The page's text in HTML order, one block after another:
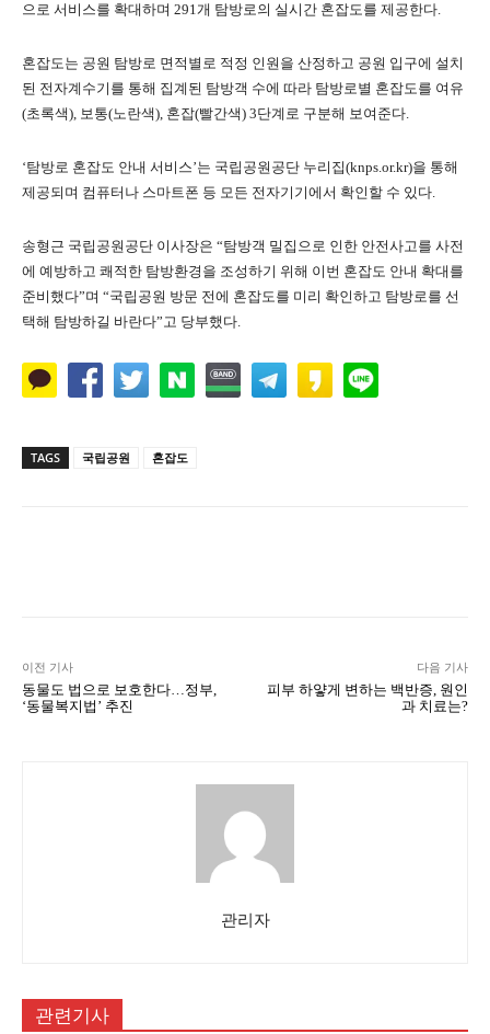
으로 서비스를 확대하며 291개 탐방로의 실시간 혼잡도를 제공한다.
혼잡도는 공원 탐방로 면적별로 적정 인원을 산정하고 공원 입구에 설치
된 전자계수기를 통해 집계된 탐방객 수에 따라 탐방로별 혼잡도를 여유
(초록색), 보통(노란색), 혼잡(빨간색) 3단계로 구분해 보여준다.
‘탐방로 혼잡도 안내 서비스’는 국립공원공단 누리집(knps.or.kr)을 통해
제공되며 컴퓨터나 스마트폰 등 모든 전자기기에서 확인할 수 있다.
송형근 국립공원공단 이사장은 “탐방객 밀집으로 인한 안전사고를 사전
에 예방하고 쾌적한 탐방환경을 조성하기 위해 이번 혼잡도 안내 확대를
준비했다”며 “국립공원 방문 전에 혼잡도를 미리 확인하고 탐방로를 선
택해 탐방하길 바란다”고 당부했다.
TAGS 국립공원 혼잡도
이전 기사
동물도 법으로 보호한다…정부,
‘동물복지법’ 추진
다음 기사
피부 하얗게 변하는 백반증, 원인
과 치료는?
관리자
관련기사